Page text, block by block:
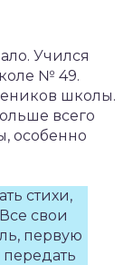
Учился
№ 49.
школы.
всего
особенно
стихи,
свои
первую